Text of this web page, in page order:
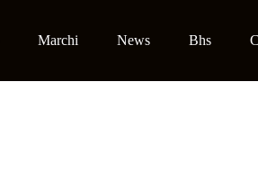
Marchi News Bhs